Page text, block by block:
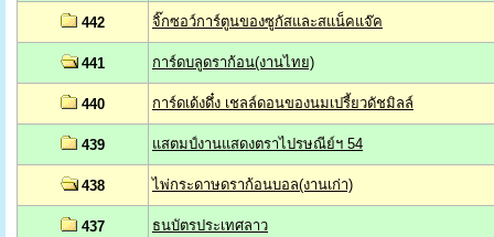
442 จิ๊กซอว์การ์ตูนของซูกัสและสแน็คแจ๊ค
441 การ์ดบลูดราก้อน(งานไทย)
440 การ์ดเด้งดึ๋ง เชลล์ดอนของนมเปรี้ยวดัชมิลล์
439 แสตมป์งานแสดงตราไปรษณีย์ฯ 54
438 ไพ่กระดาษดราก้อนบอล(งานเก่า)
437 ธนบัตรประเทศลาว